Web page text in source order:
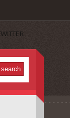
TWITTER